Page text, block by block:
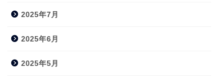
2025年7月
2025年6月
2025年5月